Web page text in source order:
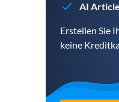
AI
Erstellen Sie
keine